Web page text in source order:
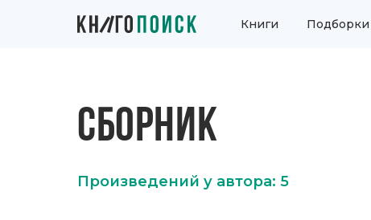
Книги Подборки
СБОРНИК
Произведений у автора: 5